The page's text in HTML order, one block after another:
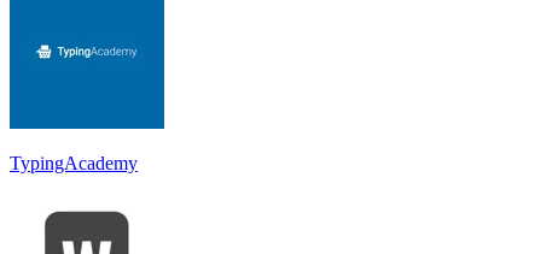
TypingAcademy